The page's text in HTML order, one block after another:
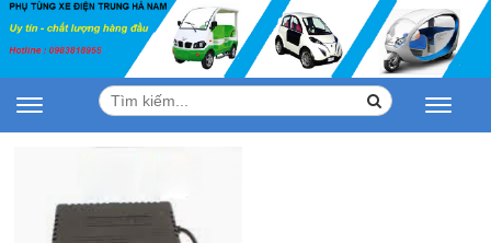
Toggle
navigation
Tìm
kiếm:
Search Toggle